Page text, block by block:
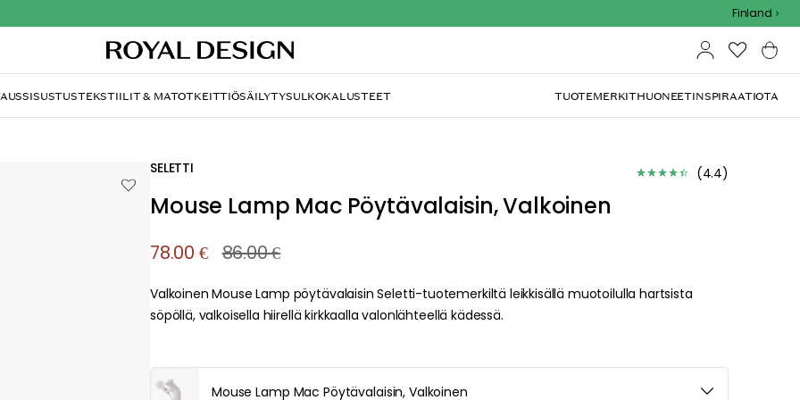
Finland
SISUSTUSTEKSTIILIT & MATOTKEITTIÖSÄILYTYSULKOKALUSTEET TUOTEMERKITHUONEETINSPIRAATIOTA
SELETTI (4.4)
Mouse Lamp Mac Pöytävalaisin, Valkoinen
78.00 € 86.00 €
Valkoinen Mouse Lamp pöytävalaisin Seletti-tuotemerkiltä leikkisällä muotoilulla hartsista
söpöllä, valkoisella hiirellä kirkkaalla valonlähteellä kädessä.
Mouse Lamp Mac Pöytävalaisin, Valkoinen